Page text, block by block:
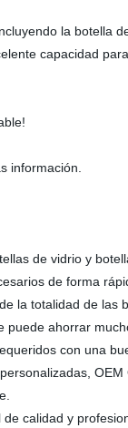
la botella
capacidad
información.
vidrio y
de forma
de las
ahorrar
con una
OEM
y